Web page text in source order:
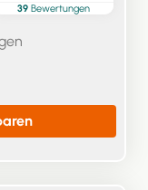
39 Bewertungen